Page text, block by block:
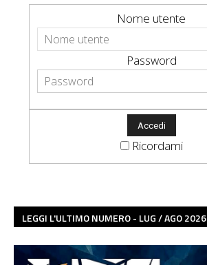
Nome utente
Password
Ricordami
LEGGI L'ULTIMO NUMERO - LUG / AGO 2026